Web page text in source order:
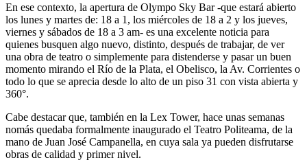
En ese contexto, la apertura de Olympo Sky Bar -que estará abierto
los lunes y martes de: 18 a 1, los miércoles de 18 a 2 y los jueves,
viernes y sábados de 18 a 3 am- es una excelente noticia para
quienes busquen algo nuevo, distinto, después de trabajar, de ver
una obra de teatro o simplemente para distenderse y pasar un buen
momento mirando el Río de la Plata, el Obelisco, la Av. Corrientes o
todo lo que se aprecia desde lo alto de un piso 31 con vista abierta y
360°.
Cabe destacar que, también en la Lex Tower, hace unas semanas
nomás quedaba formalmente inaugurado el Teatro Politeama, de la
mano de Juan José Campanella, en cuya sala ya pueden disfrutarse
obras de calidad y primer nivel.